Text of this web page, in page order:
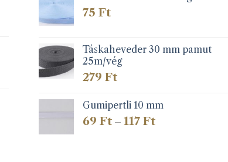
75Ft
Táskaheveder 30 mm pamut
25m/vég
279Ft
Gumipertli 10 mm
69Ft – 117FtÁrtartomány: